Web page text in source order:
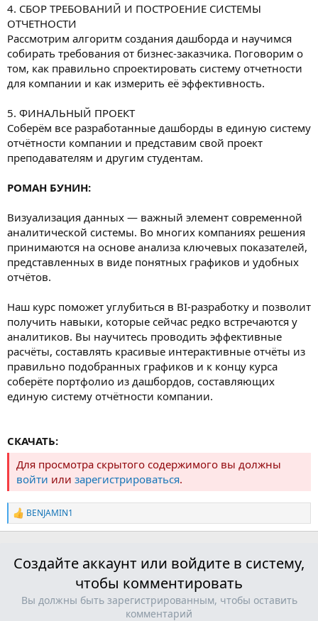
4. СБОР ТРЕБОВАНИЙ И ПОСТРОЕНИЕ СИСТЕМЫ
ОТЧЕТНОСТИ
Рассмотрим алгоритм создания дашборда и научимся
собирать требования от бизнес-заказчика. Поговорим о
том, как правильно спроектировать систему отчетности
для компании и как измерить её эффективность.
5. ФИНАЛЬНЫЙ ПРОЕКТ
Cоберём все разработанные дашборды в единую систему
отчётности компании и представим свой проект
преподавателям и другим студентам.
РОМАН БУНИН:
Визуализация данных — важный элемент современной
аналитической системы. Во многих компаниях решения
принимаются на основе анализа ключевых показателей,
представленных в виде понятных графиков и удобных
отчётов.
Наш курс поможет углубиться в BI-разработку и позволит
получить навыки, которые сейчас редко встречаются у
аналитиков. Вы научитесь проводить эффективные
расчёты, составлять красивые интерактивные отчёты из
правильно подобранных графиков и к концу курса
соберёте портфолио из дашбордов, составляющих
единую систему отчётности компании.
СКАЧАТЬ:
Для просмотра скрытого содержимого вы должны
войти или зарегистрироваться.
Р
е
ц
BENJAMIN1
Создайте аккаунт или войдите в систему,
чтобы комментировать
Вы должны быть зарегистрированным, чтобы оставить
комментарий